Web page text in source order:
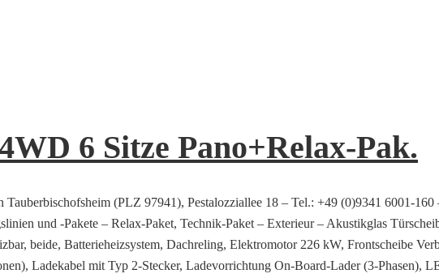
6 Sitze Pano+Relax-Pak.
(PLZ 97941), Pestalozziallee 18 – Tel.: +49 (0)9341 6001-160
und -Pakete – Relax-Paket, Technik-Paket – Exterieur – Akustikglas
beide, Batterieheizsystem, Dachreling, Elektromotor 226 kW, Frontscheibe
Ladekabel mit Typ 2-Stecker, Ladevorrichtung On-Board-Lader (3-Phasen),